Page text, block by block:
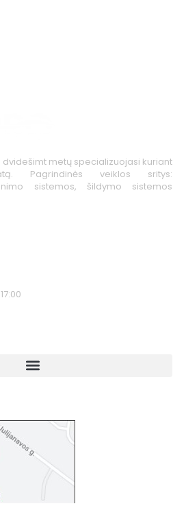
metų specializuojasi kuriant
Pagrindinės veiklos sritys:
sistemos, šildymo sistemos